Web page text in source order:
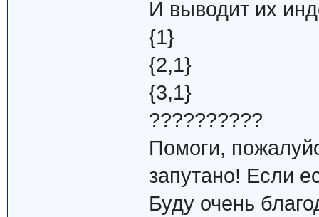
И выводит их
{1}
{2,1}
{3,1}
??????????
Помоги,
запутано! Если
Буду очень